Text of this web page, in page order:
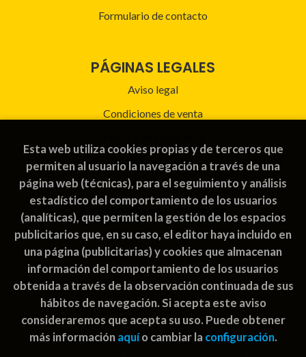
Formulario de contacto
PÁGINAS LEGALES
Aviso legal
Condiciones de venta
Política de Cookies
ATENCIÓN AL CLIENTE
Quiénes somos
Pedidos especiales
2026 ©Rayuela Guatemala | libros juegos. Todos los
Esta web utiliza cookies propias y de terceros que
permiten al usuario la navegación a través de una
página web (técnicas), para el seguimiento y análisis
estadístico del comportamiento de los usuarios
(analíticas), que permiten la gestión de los espacios
publicitarios que, en su caso, el editor haya incluido en
una página (publicitarias) y cookies que almacenan
información del comportamiento de los usuarios
obtenida a través de la observación continuada de sus
hábitos de navegación. Si acepta este aviso
consideraremos que acepta su uso. Puede obtener
más información aquío cambiar la configuración.